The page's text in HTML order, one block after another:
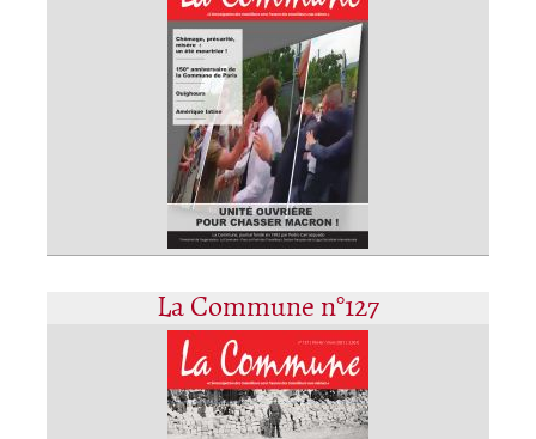
La Commune n°127